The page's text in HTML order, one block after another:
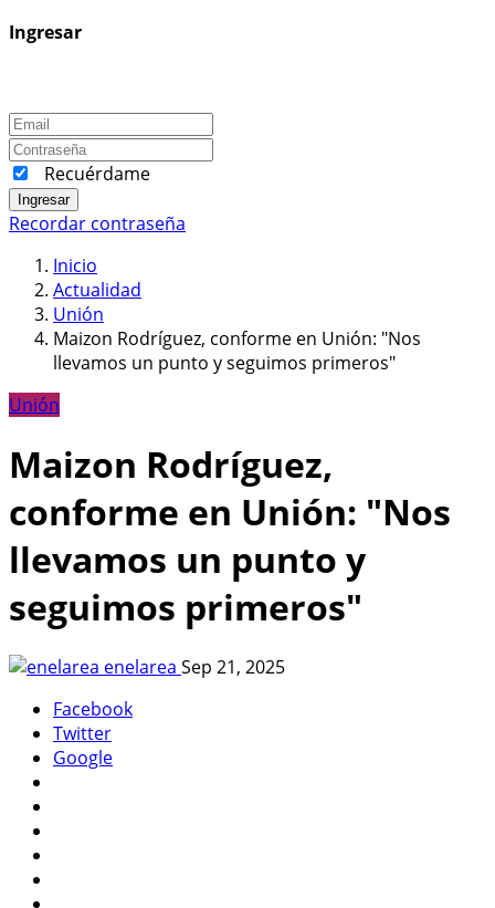
Ingresar
Recuérdame
Ingresar
Recordar contraseña
Inicio
Actualidad
Unión
Maizon Rodríguez, conforme en Unión: "Nos
llevamos un punto y seguimos primeros"
Unión
Maizon Rodríguez,
conforme en Unión: "Nos
llevamos un punto y
seguimos primeros"
enelarea Sep 21, 2025
Facebook
Twitter
Google